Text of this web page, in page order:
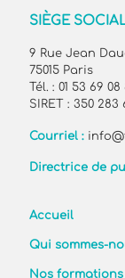
SIÈGE
9 Rue Jean
75015 Paris
Tél. : 01 53 69 08
SIRET : 350 283
Courriel :
Directrice de
Accueil
Qui sommes-
Nos formations